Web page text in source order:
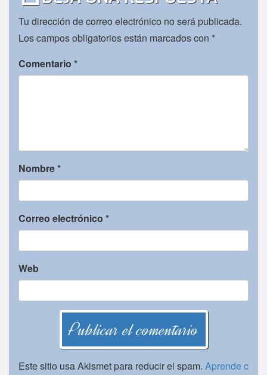
Tu dirección de correo electrónico no será publicada.
Los campos obligatorios están marcados con *
Comentario *
Nombre*
Correo electrónico *
Web
Este sitio usa Akismet para reducir el spam. Aprende c